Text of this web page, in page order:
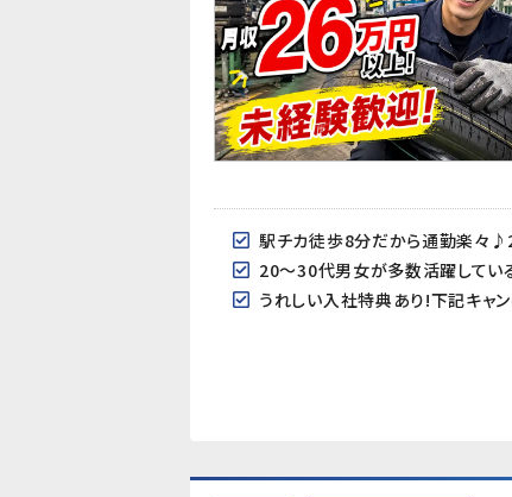
駅チカ徒歩8分だから通勤楽々
20～30代男女が多数活躍してい
うれしい入社特典あり!下記キャ